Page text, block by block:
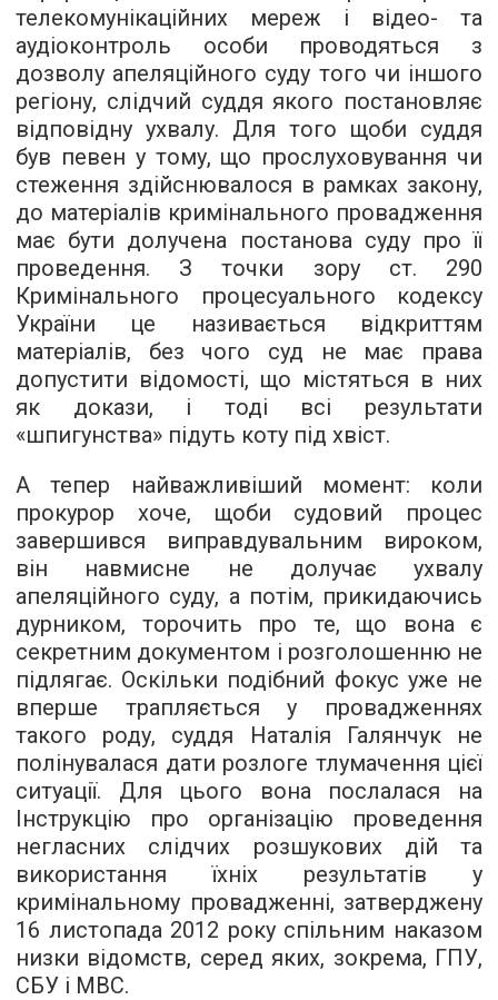
телекомунікаційних мереж і відео- та
аудіоконтроль особи проводяться з
дозволу апеляційного суду того чи іншого
регіону, слідчий суддя якого постановляє
відповідну ухвалу. Для того щоби суддя
був певен у тому, що прослуховування чи
стеження здійснювалося в рамках закону,
до матеріалів кримінального провадження
має бути долучена постанова суду про її
проведення. З точки зору ст. 290
Кримінального процесуального кодексу
України це називається відкриттям
матеріалів, без чого суд не має права
допустити відомості, що містяться в них
як докази, і тоді всі результати
«шпигунства» підуть коту під хвіст.
А тепер найважливіший момент: коли
прокурор хоче, щоби судовий процес
завершився виправдувальним вироком,
він навмисне не долучає ухвалу
апеляційного суду, а потім, прикидаючись
дурником, торочить про те, що вона є
секретним документом і розголошенню не
підлягає. Оскільки подібний фокус уже не
вперше трапляється у провадженнях
такого роду, суддя Наталія Галянчук не
полінувалася дати розлоге тлумачення цієї
ситуації. Для цього вона послалася на
Інструкцію про організацію проведення
негласних слідчих розшукових дій та
використання їхніх результатів у
кримінальному провадженні, затверджену
16 листопада 2012 року спільним наказом
низки відомств, серед яких, зокрема, ГПУ,
СБУ і МВС.